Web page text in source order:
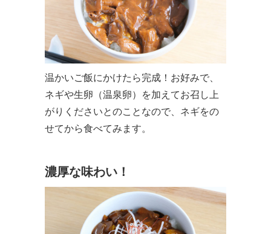
温かいご飯にかけたら完成！お好みで、
ネギや生卵（温泉卵）を加えてお召し上
がりくださいとのことなので、ネギをの
せてから食べてみます。
濃厚な味わい！